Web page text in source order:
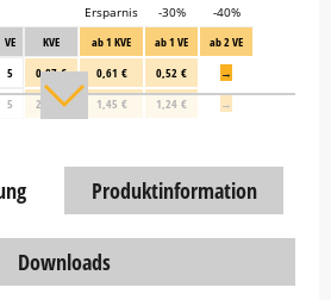
Ersparnis -30%
-40%
VE KVE ab 1 KVE ab 1 VE
ab 2 VE
5 0,87 € 0,61 € 0,52 €
→
5 2,07 € 1,45 € 1,24 € →
Produktinformation
Downloads